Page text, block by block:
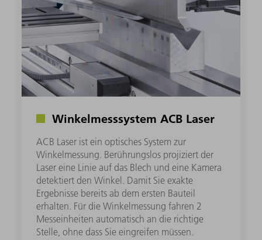
Winkelmesssystem ACB Laser
ACB Laser ist ein optisches System zur
Winkelmessung. Berührungslos projiziert der
Laser eine Linie auf das Blech und eine Kamera
detektiert den Winkel. Damit Sie exakte
Ergebnisse bereits ab dem ersten Bauteil
erhalten. Für die Winkelmessung fahren 2
Messeinheiten automatisch an die richtige
Stelle, ohne dass Sie eingreifen müssen.